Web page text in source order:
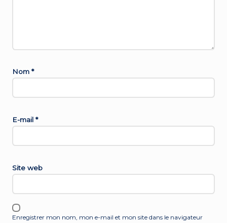
Nom *
E-mail *
Site web
Enregistrer mon nom, mon e-mail et mon site dans le navigateur